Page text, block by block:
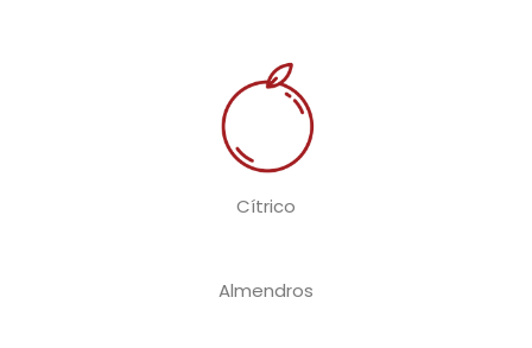
Cítrico
Almendros